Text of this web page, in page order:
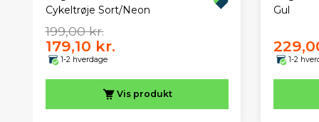
Cykeltrøje Sort/Neon
199,00 kr.
179,10 kr.
1-2 hverdage
Vis produkt
Gul
1-2